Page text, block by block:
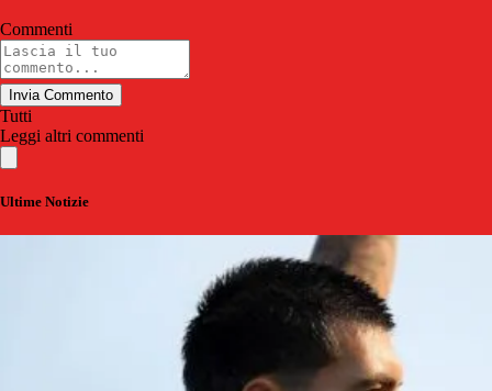
Commenti
Invia Commento
Tutti
Leggi altri commenti
Ultime Notizie